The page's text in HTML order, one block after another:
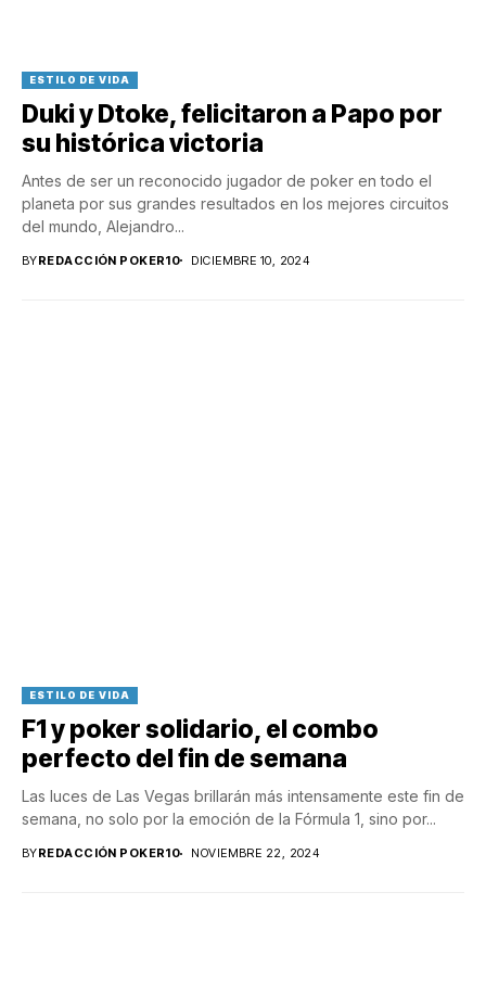
ESTILO DE VIDA
Duki y Dtoke, felicitaron a Papo por
su histórica victoria
Antes de ser un reconocido jugador de poker en todo el
planeta por sus grandes resultados en los mejores circuitos
del mundo, Alejandro...
BYREDACCIÓN POKER10 DICIEMBRE 10, 2024
ESTILO DE VIDA
F1 y poker solidario, el combo
perfecto del fin de semana
Las luces de Las Vegas brillarán más intensamente este fin de
semana, no solo por la emoción de la Fórmula 1, sino por...
BYREDACCIÓN POKER10 NOVIEMBRE 22, 2024